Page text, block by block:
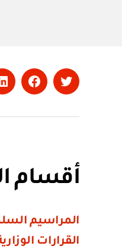
Twitter
أقسام
المراسيم
القرارات